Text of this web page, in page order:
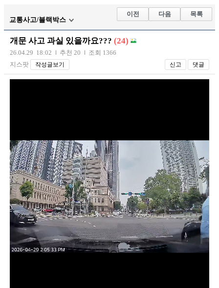
자유사진 군사/무기
트럭/버스 항공/해운/철도
장착시공사진
교통사고/블랙박스
이전 다음 목록
개문 사고 과실 있을까요??? (24)
26.04.29 18:02 추천 20
조회 1366
지스팟
작성글보기 신고 댓글